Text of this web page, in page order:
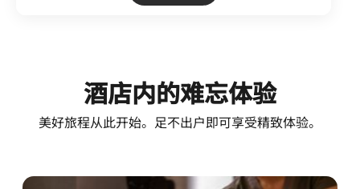
酒店内的难忘体验
美好旅程从此开始。足不出户即可享受精致体验。